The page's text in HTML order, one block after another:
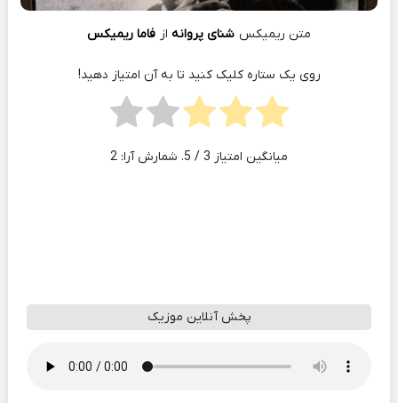
متن ریمیکس شنای پروانه از فاما ریمیکس
روی یک ستاره کلیک کنید تا به آن امتیاز دهید!
میانگین امتیاز 3 / 5. شمارش آرا: 2
پخش آنلاین موزیک